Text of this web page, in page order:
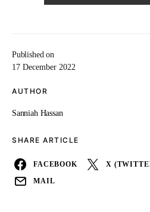
Published on
17 December 2022
AUTHOR
Sanniah Hassan
SHARE ARTICLE
FACEBOOK X
MAIL